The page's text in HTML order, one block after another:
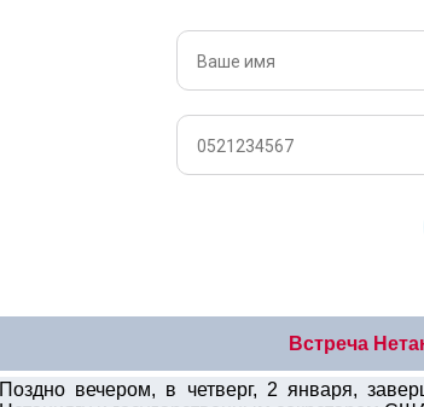
Встреча
Поздно вечером, в четверг, 2 января,